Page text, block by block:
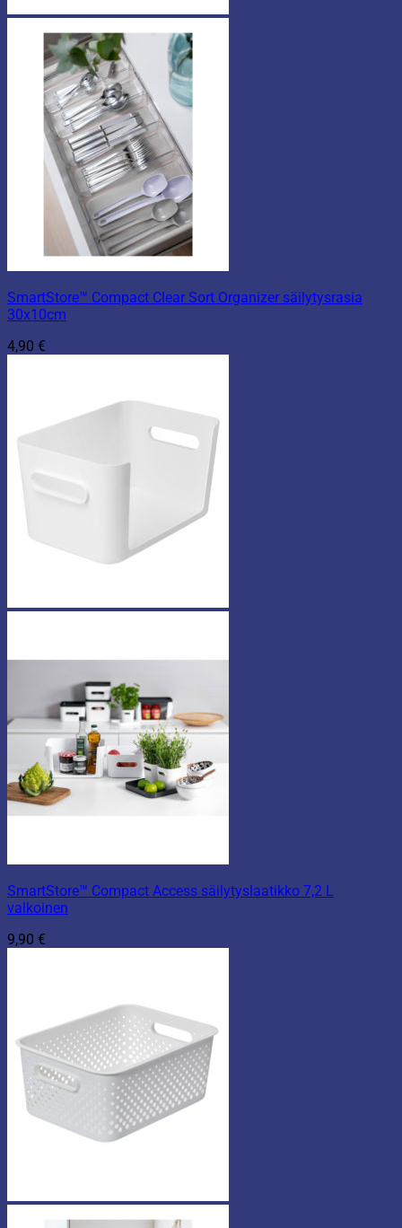
SmartStore™ Compact Clear Sort Organizer säilytysrasia
30x10cm
4,90 €
SmartStore™ Compact Access säilytyslaatikko 7,2 L
valkoinen
9,90 €